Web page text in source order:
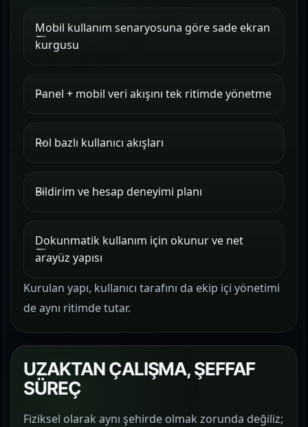
Mobil kullanım senaryosuna göre sade ekran
kurgusu
Panel + mobil veri akışını tek ritimde yönetme
Rol bazlı kullanıcı akışları
Bildirim ve hesap deneyimi planı
Dokunmatik kullanım için okunur ve net
arayüz yapısı
Kurulan yapı, kullanıcı tarafını da ekip içi yönetimi
de aynı ritimde tutar.
UZAKTAN ÇALIŞMA, ŞEFFAF
SÜREÇ
Fiziksel olarak aynı şehirde olmak zorunda değiliz;